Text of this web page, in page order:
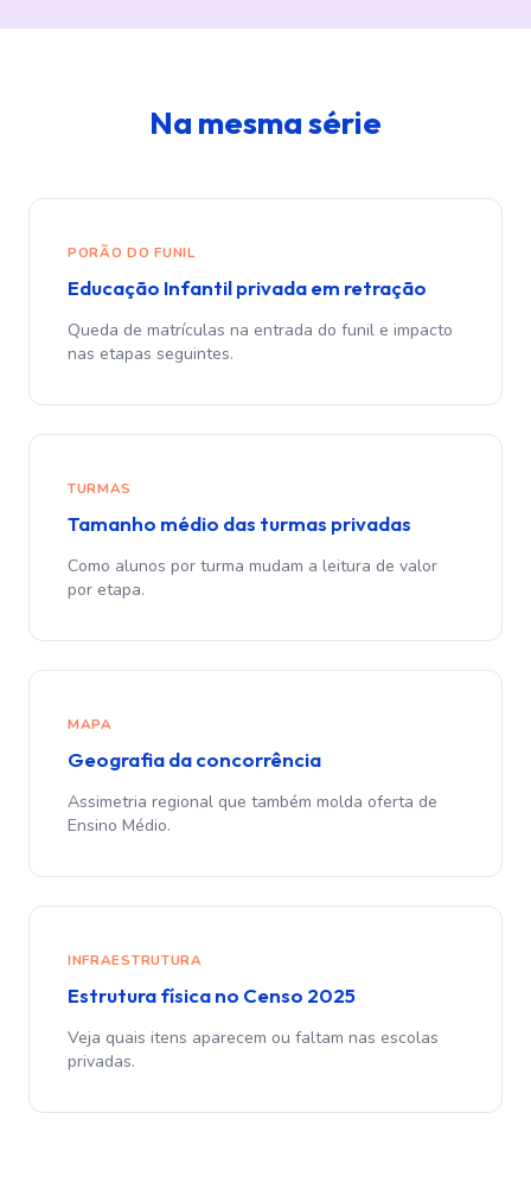
Na mesma série
PORÃO DO FUNIL
Educação Infantil privada em retração
Queda de matrículas na entrada do funil e impacto
nas etapas seguintes.
TURMAS
Tamanho médio das turmas privadas
Como alunos por turma mudam a leitura de valor
por etapa.
MAPA
Geografia da concorrência
Assimetria regional que também molda oferta de
Ensino Médio.
INFRAESTRUTURA
Estrutura física no Censo 2025
Veja quais itens aparecem ou faltam nas escolas
privadas.